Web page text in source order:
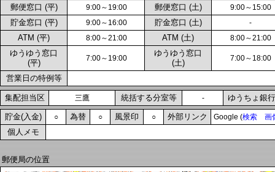
郵便窓口 (平) 9:00～19:00 郵便窓口 (土) 9:00～15:00
貯金窓口 (平) 9:00～16:00 貯金窓口 (土) -
ATM (平) 8:00～21:00 ATM (土) 8:00～21:00
ゆうゆう窓口
(平)
7:00～19:00
ゆうゆう窓口
(土)
7:00～18:00
営業日の特例等
集配担当区 三鷹 統括する分室等 - ゆうちょ銀
貯金(入金) ○ 為替 ○ 風景印 ○ 外部リンク Google (検索 画
個人メモ
郵便局の位置